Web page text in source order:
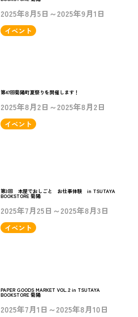
2025年8月5日～2025年9月1日
イベント
第47回菊陽町夏祭りを開催します！
2025年8月2日～2025年8月2日
イベント
第3回 本屋でおしごと お仕事体験 in TSUTAYA
BOOKSTORE 菊陽
2025年7月25日～2025年8月3日
イベント
PAPER GOODS MARKET VOL.2 in TSUTAYA
BOOKSTORE 菊陽
2025年7月1日～2025年8月10日